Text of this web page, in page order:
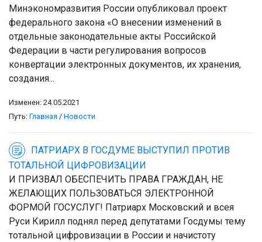
Минэкономразвития России опубликовал проект
федерального закона «О внесении изменений в
отдельные законодательные акты Российской
Федерации в части регулирования вопросов
конвертации электронных документов, их хранения,
создания...
Изменен: 24.05.2021
Путь: Главная / Новости
ПАТРИАРХ В ГОСДУМЕ ВЫСТУПИЛ ПРОТИВ
ТОТАЛЬНОЙ ЦИФРОВИЗАЦИИ
И ПРИЗВАЛ ОБЕСПЕЧИТЬ ПРАВА ГРАЖДАН, НЕ
ЖЕЛАЮЩИХ ПОЛЬЗОВАТЬСЯ ЭЛЕКТРОННОЙ
ФОРМОЙ ГОСУСЛУГ! Патриарх Московский и всея
Руси Кирилл поднял перед депутатами Госдумы тему
тотальной цифровизации в России и начистоту